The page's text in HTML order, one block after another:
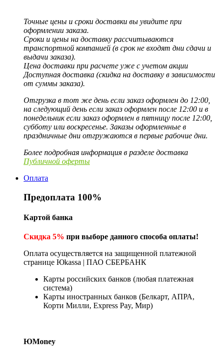
Точные цены и сроки доставки вы увидите при
оформлении заказа.
Сроки и цены на доставку рассчитываются
транспортной компанией (в срок не входят дни сдачи и
выдачи заказа).
Цена доставки при расчете уже с учетом акции
Доступная доставка (скидка на доставку в зависимости
от суммы заказа).
Отгрузка в тот же день если заказ оформлен до 12:00,
на следующий день если заказ оформлен после 12:00 и в
понедельник если заказ оформлен в пятницу после 12:00,
субботу или воскресенье. Заказы оформленные в
праздничные дни отгружаются в первые рабочие дни.
Более подробная информация в разделе доставка
Публичной оферты
Оплата
Предоплата 100%
Картой банка
Скидка 5% при выборе данного способа оплаты!
Оплата осуществляется на защищенной платежной
странице Юkassa | ПАО СБЕРБАНК
Карты российских банков (любая платежная
система)
Карты иностранных банков (Белкарт, АПРА,
Корти Милли, Express Pay, Мир)
ЮMoney